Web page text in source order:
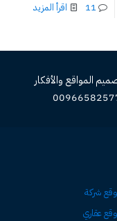
11 اقرأ المزيد
المواقع والأفكار
شركة
عقاري